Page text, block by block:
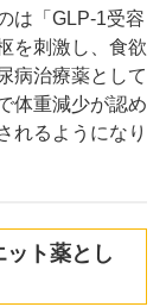
は「GLP-1受容
を刺激し、食欲
病治療薬として
体重減少が認め
れるようになり
ト薬とし